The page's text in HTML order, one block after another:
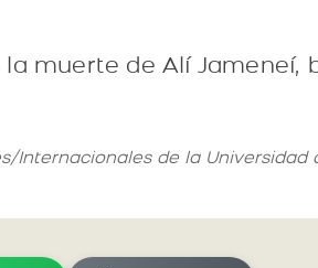
muerte de Alí Jameneí,
Internacionales de la Universidad